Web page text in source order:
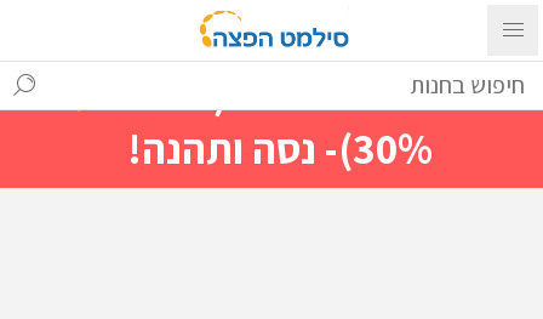
עם ההתחברות ניתן לראות מייד
מחירים מיוחדים(הנחות עד
30%)- נסה ותהנה!